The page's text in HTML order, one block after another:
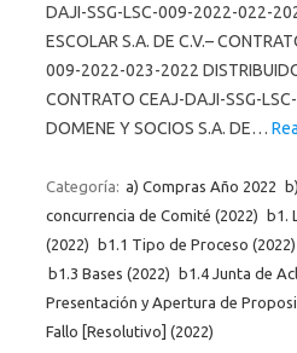
DAJI-SSG-LSC-009-2022-022-
ESCOLAR S.A. DE C.V.–
009-2022-023-2022
CONTRATO CEAJ-DAJI-SSG-
DOMENE Y SOCIOS S.A. DE…
Categoría: a) Compras Año 2022
concurrencia de Comité (2022) b1.
(2022) b1.1 Tipo de Proceso (2022)
b1.3 Bases (2022) b1.4 Junta de
Presentación y Apertura de
Fallo [Resolutivo] (2022)